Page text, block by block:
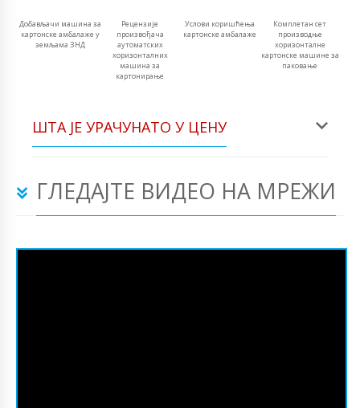
Добављачи машина за
картонске амбалаже у
земљама ЗНД
Рецензије
произвођача
аутоматских
хоризонталних
машина за
картонирање
Услови коришћења
картонске амбалаже
Комплетан сет
производње
хоризонталне
картонске машине за
паковање
ШТА ЈЕ УРАЧУНАТО У ЦЕНУ
ГЛЕДАЈТЕ ВИДЕО НА МРЕЖИ